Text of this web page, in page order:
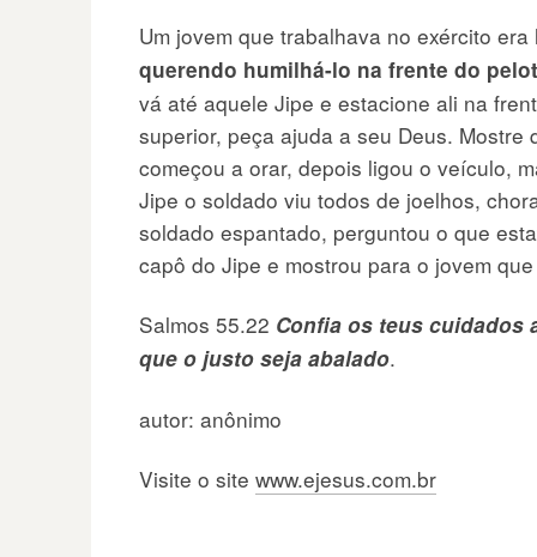
Um jovem que trabalhava no exército
querendo humilhá-lo na frente do
vá até aquele Jipe e estacione ali na
superior, peça ajuda a seu Deus.
começou a orar, depois ligou o veículo,
Jipe o soldado viu todos de joelhos,
soldado espantado, perguntou o que
capô do Jipe e mostrou para o jovem
Salmos 55.22 Confia os teus cuidados
que o justo seja abalado.
autor: anônimo
Visite o site www.ejesus.com.br